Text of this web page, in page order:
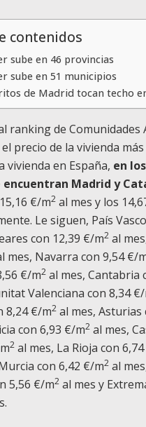
contenidos
sube en 46 provincias
sube en 51 municipios
de Madrid tocan techo
ranking de Comunidades
el precio de la vivienda
vivienda en España, en
encuentran Madrid y
€/m2 al mes y los
Le siguen, País
con 12,39 €/m2 al
mes, Navarra con 9,54 €/
€/m2 al mes, Cantabria
Valenciana con 8,34
8,24 €/m2 al mes, Asturias
con 6,93 €/m2 al mes,
2 al mes, La Rioja con
con 6,42 €/m2 al
5,56 €/m2 al mes y